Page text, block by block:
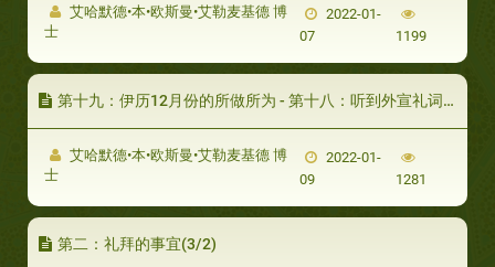
艾哈默德•本•欧斯曼•艾勒麦基德 博
士
2022-01-
07
1199
第十九：伊历12月份的所做所为 - 第十八：听到外宣礼词时的祈祷
艾哈默德•本•欧斯曼•艾勒麦基德 博
士
2022-01-
09
1281
第二：礼拜的事宜(3/2)